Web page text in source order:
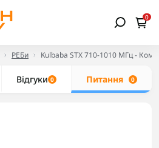
0
РЕБи Kulbaba STX 710-1010 МГц -
Відгуки 0 Питання 0